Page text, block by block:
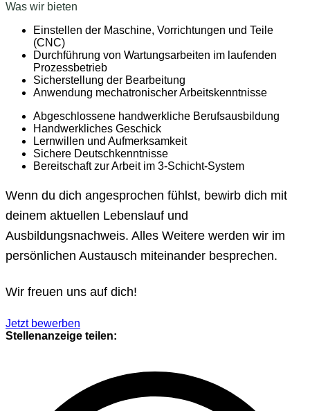
Was wir bieten
Einstellen der Maschine, Vorrichtungen und Teile
(CNC)
Durchführung von Wartungsarbeiten im laufenden
Prozessbetrieb
Sicherstellung der Bearbeitung
Anwendung mechatronischer Arbeitskenntnisse
Abgeschlossene handwerkliche Berufsausbildung
Handwerkliches Geschick
Lernwillen und Aufmerksamkeit
Sichere Deutschkenntnisse
Bereitschaft zur Arbeit im 3-Schicht-System
Wenn du dich angesprochen fühlst, bewirb dich mit
deinem aktuellen Lebenslauf und
Ausbildungsnachweis. Alles Weitere werden wir im
persönlichen Austausch miteinander besprechen.
Wir freuen uns auf dich!
Jetzt bewerben
Stellenanzeige teilen: